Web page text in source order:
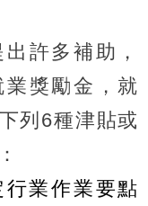
許多補助，
獎勵金，就
列6種津貼或
業作業要點